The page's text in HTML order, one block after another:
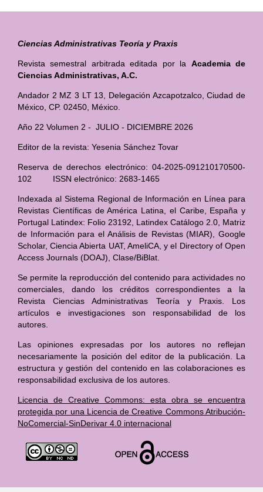
Ciencias Administrativas Teoría y Praxis
Revista semestral arbitrada editada por la Academia de
Ciencias Administrativas, A.C.
Andador 2 MZ 3 LT 13, Delegación Azcapotzalco, Ciudad de
México, CP. 02450, México.
Año 22 Volumen 2 - JULIO - DICIEMBRE 2026
Editor de la revista: Yesenia Sánchez Tovar
Reserva de derechos electrónico: 04-2025-091210170500-
102 ISSN electrónico: 2683-1465
Indexada al Sistema Regional de Información en Línea para
Revistas Científicas de América Latina, el Caribe, España y
Portugal Latindex: Folio 23192, Latindex Catálogo 2.0, Matriz
de Información para el Análisis de Revistas (MIAR), Google
Scholar, Ciencia Abierta UAT, AmeliCA, y el Directory of Open
Access Journals (DOAJ), Clase/BiBlat.
Se permite la reproducción del contenido para actividades no
comerciales, dando los créditos correspondientes a la
Revista Ciencias Administrativas Teoría y Praxis. Los
artículos e investigaciones son responsabilidad de los
autores.
Las opiniones expresadas por los autores no reflejan
necesariamente la posición del editor de la publicación. La
estructura y gestión del contenido en las colaboraciones es
responsabilidad exclusiva de los autores.
Licencia de Creative Commons: esta obra se encuentra
protegida por una Licencia de Creative Commons Atribución-
NoComercial-SinDerivar 4.0 internacional